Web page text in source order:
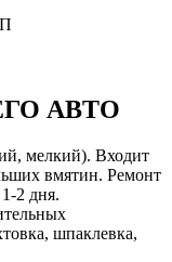
АВТО
мелкий). Входит
вмятин. Ремонт
2 дня.
шпаклевка,